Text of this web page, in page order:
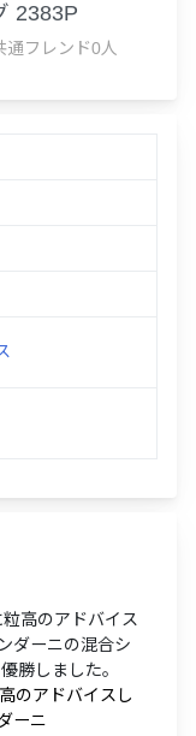
2383P
通フレンド0人
高のアドバイス
ダーニの混合シ
勝しました。
のアドバイスし
ーニ